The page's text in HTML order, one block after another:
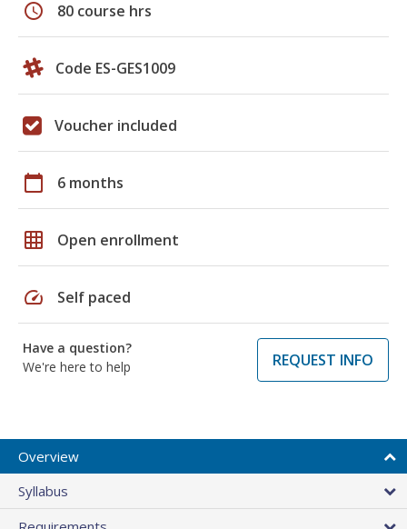
schedule 80 course hrs
Code ES-GES1009
Voucher included
calendar_today 6 months
grid_on Open enrollment
speed Self paced
Have a question?
We're here to help
REQUEST INFO
Overview
Syllabus